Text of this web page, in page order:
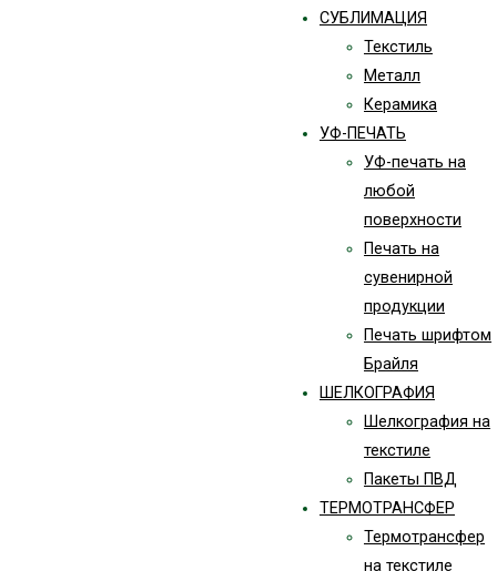
СУБЛИМАЦИЯ
Текстиль
Металл
Керамика
УФ-ПЕЧАТЬ
УФ-печать на
любой
поверхности
Печать на
сувенирной
продукции
Печать шрифтом
Брайля
ШЕЛКОГРАФИЯ
Шелкография на
текстиле
Пакеты ПВД
ТЕРМОТРАНСФЕР
Термотрансфер
на текстиле